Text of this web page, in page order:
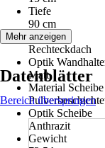
Tiefe
90 cm
Form
Rechteckdach
Optik
Matt
Material Scheibe
Optik Scheibe
Anthrazit
Gewicht
Mehr anzeigen
Datenblätter
Bereich überspringen